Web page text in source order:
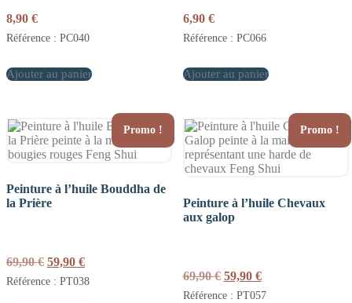
8,90 €
Référence : PC040
Ajouter au panier
6,90 €
Référence : PC066
Ajouter au panier
Promo !
Peinture à l’huile Bouddha de
la Prière
69,90€ Le
prix
59,90 €Le
prix
Référence : PT038
Promo !
Peinture à l’huile Chevaux
aux galop
69,90€ Le
prix
59,90 €Le
prix
Référence : PT057